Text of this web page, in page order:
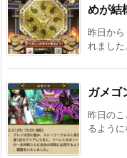
めが結
昨日か
れまし
ガメゴ
昨日の
るよう